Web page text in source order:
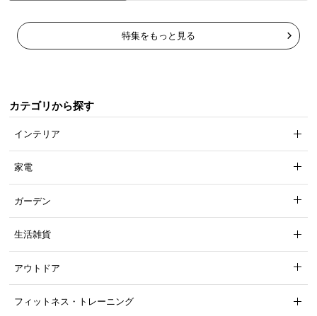
特集をもっと見る
カテゴリから探す
インテリア
家電
ガーデン
生活雑貨
アウトドア
フィットネス・トレーニング